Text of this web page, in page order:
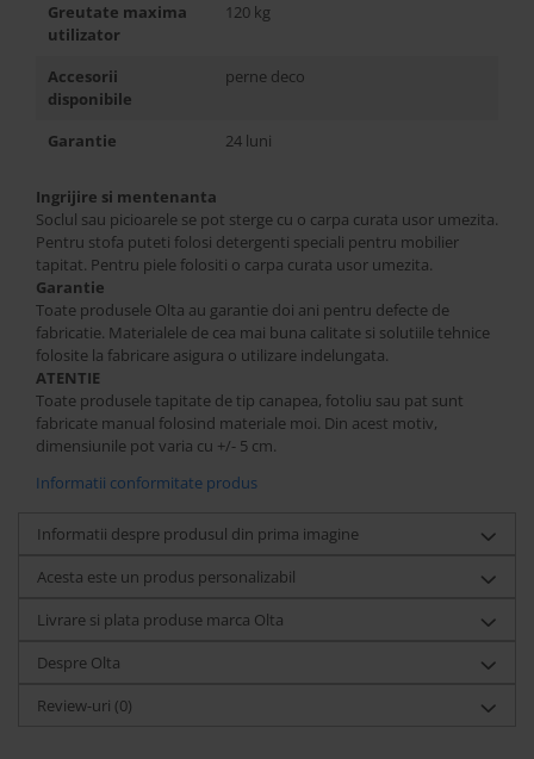
Greutate maxima
utilizator
120 kg
Accesorii
disponibile
perne deco
Garantie 24 luni
Ingrijire si mentenanta
Soclul sau picioarele se pot sterge cu o carpa curata usor umezita.
Pentru stofa puteti folosi detergenti speciali pentru mobilier
tapitat. Pentru piele folositi o carpa curata usor umezita.
Garantie
Toate produsele Olta au garantie doi ani pentru defecte de
fabricatie. Materialele de cea mai buna calitate si solutiile tehnice
folosite la fabricare asigura o utilizare indelungata.
ATENTIE
Toate produsele tapitate de tip canapea, fotoliu sau pat sunt
fabricate manual folosind materiale moi. Din acest motiv,
dimensiunile pot varia cu +/- 5 cm.
Informatii conformitate produs
Informatii despre produsul din prima imagine
Acesta este un produs personalizabil
Livrare si plata produse marca Olta
Despre Olta
Review-uri (0)